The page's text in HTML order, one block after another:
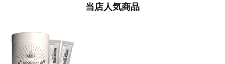
当店人気商品